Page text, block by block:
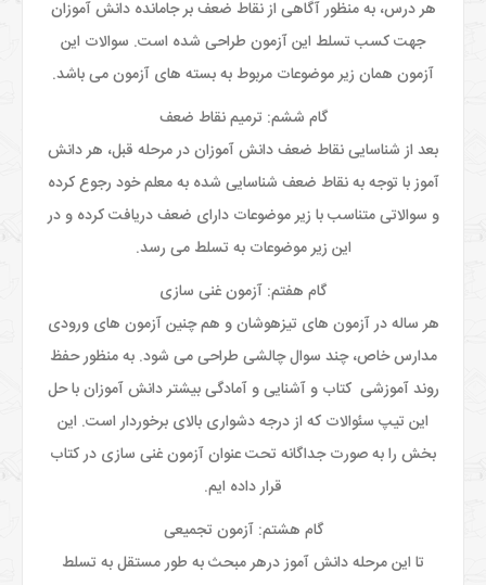
هر درس، به منظور آگاهی از نقاط ضعف بر جامانده دانش آموزان
جهت کسب تسلط این آزمون طراحی شده است. سوالات این
آزمون همان زیر موضوعات مربوط به بسته های آزمون می باشد.
گام ششم: ترمیم نقاط ضعف
بعد از شناسایی نقاط ضعف دانش آموزان در مرحله قبل، هر دانش
آموز با توجه به نقاط ضعف شناسایی شده به معلم خود رجوع کرده
و سوالاتی متناسب با زیر موضوعات دارای ضعف دریافت کرده و در
این زیر موضوعات به تسلط می رسد.
گام هفتم: آزمون غنی سازی
هر ساله در آزمون های تیزهوشان و هم چنین آزمون های ورودی
مدارس خاص، چند سوال چالشی طراحی می شود. به منظور حفظ
روند آموزشی کتاب و آشنایی و آمادگی بیشتر دانش آموزان با حل
این تیپ سئوالات که از درجه دشواری بالای برخوردار است. این
بخش را به صورت جداگانه تحت عنوان آزمون غنی سازی در کتاب
قرار داده ایم.
گام هشتم: آزمون تجمیعی
تا این مرحله دانش آموز درهر مبحث به طور مستقل به تسلط